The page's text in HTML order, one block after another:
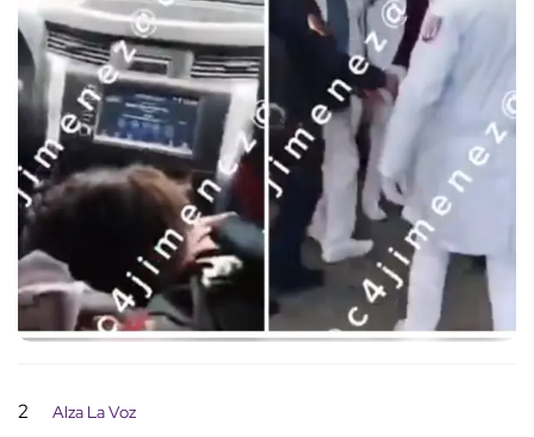
2 Alza La Voz